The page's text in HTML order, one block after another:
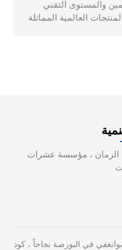
والمستوى التقني
العالمية المماثلة
الزمان ، مؤسسة عشرات
في البورصة نجاحاً ، كود